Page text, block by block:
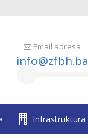
Email adresa
info@zfbh.ba
Infrastruktura